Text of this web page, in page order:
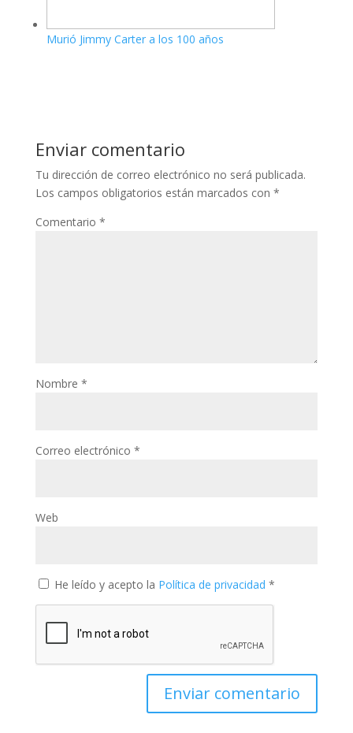
Murió Jimmy Carter a los 100 años
Enviar comentario
Tu dirección de correo electrónico no será publicada.
Los campos obligatorios están marcados con *
Comentario *
Nombre *
Correo electrónico *
Web
He leído y acepto la Política de privacidad *